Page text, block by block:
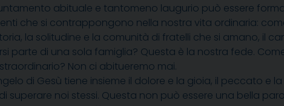
abituale e tantomeno laugurio può essere
che si contrappongono nella nostra vita ordinaria:
la solitudine e la comunità di fratelli che si amano, il
parte di una sola famiglia? Questa è la nostra fede.
Non ci abitueremo mai.
di Gesù tiene insieme il dolore e la gioia, il peccato e
superare noi stessi. Questa non può essere una bella